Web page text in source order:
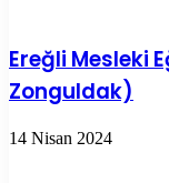
Ereğli Mesleki
Zonguldak)
14 Nisan 2024